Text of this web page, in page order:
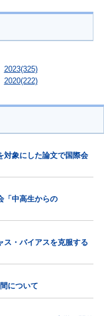
2023(325)
2020(222)
対象にした論文で国際会
「中高生からの
ス・バイアスを克服する
について